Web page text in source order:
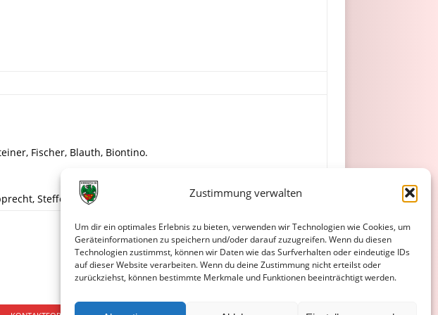
Zustimmung verwalten
Um dir ein optimales Erlebnis zu bieten, verwenden wir Technologien wie Cookies, um
Geräteinformationen zu speichern und/oder darauf zuzugreifen. Wenn du diesen
Technologien zustimmst, können wir Daten wie das Surfverhalten oder eindeutige IDs
auf dieser Website verarbeiten. Wenn du deine Zustimmung nicht erteilst oder
zurückziehst, können bestimmte Merkmale und Funktionen beeinträchtigt werden.
Fischer, Blauth, Biontino.
Steffen, Lenges, Sehrt, H. Müller.